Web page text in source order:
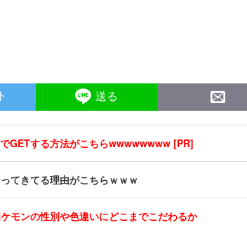
送る
GETする方法がこちらwwwwwwww [PR]
てきてる理由がこちらｗｗｗ
モンの性別や色違いにどこまでこだわるか